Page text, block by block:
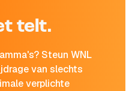
telt.
Steun WNL
van slechts
verplichte